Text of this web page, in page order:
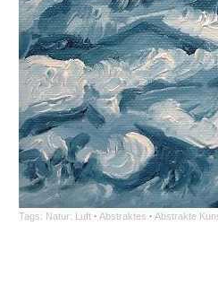
Tags: Natur: Luft · Abstraktes · Abstrakte